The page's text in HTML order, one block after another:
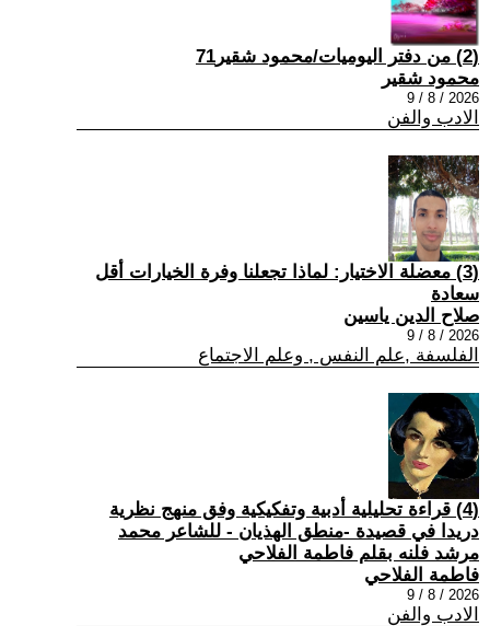
(2) من دفتر اليوميات/محمود شقير71
محمود شقير
2026 / 8 / 9
الادب والفن
(3) معضلة الاختيار: لماذا تجعلنا وفرة الخيارات أقل
سعادة
صلاح الدين ياسين
2026 / 8 / 9
الفلسفة ,علم النفس , وعلم الاجتماع
(4) قراءة تحليلية أدبية وتفكيكية وفق منهج نظرية
دريدا في قصيدة -منطق الهذيان - للشاعر محمد
مرشد فلنه بقلم فاطمة الفلاحي
فاطمة الفلاحي
2026 / 8 / 9
الادب والفن